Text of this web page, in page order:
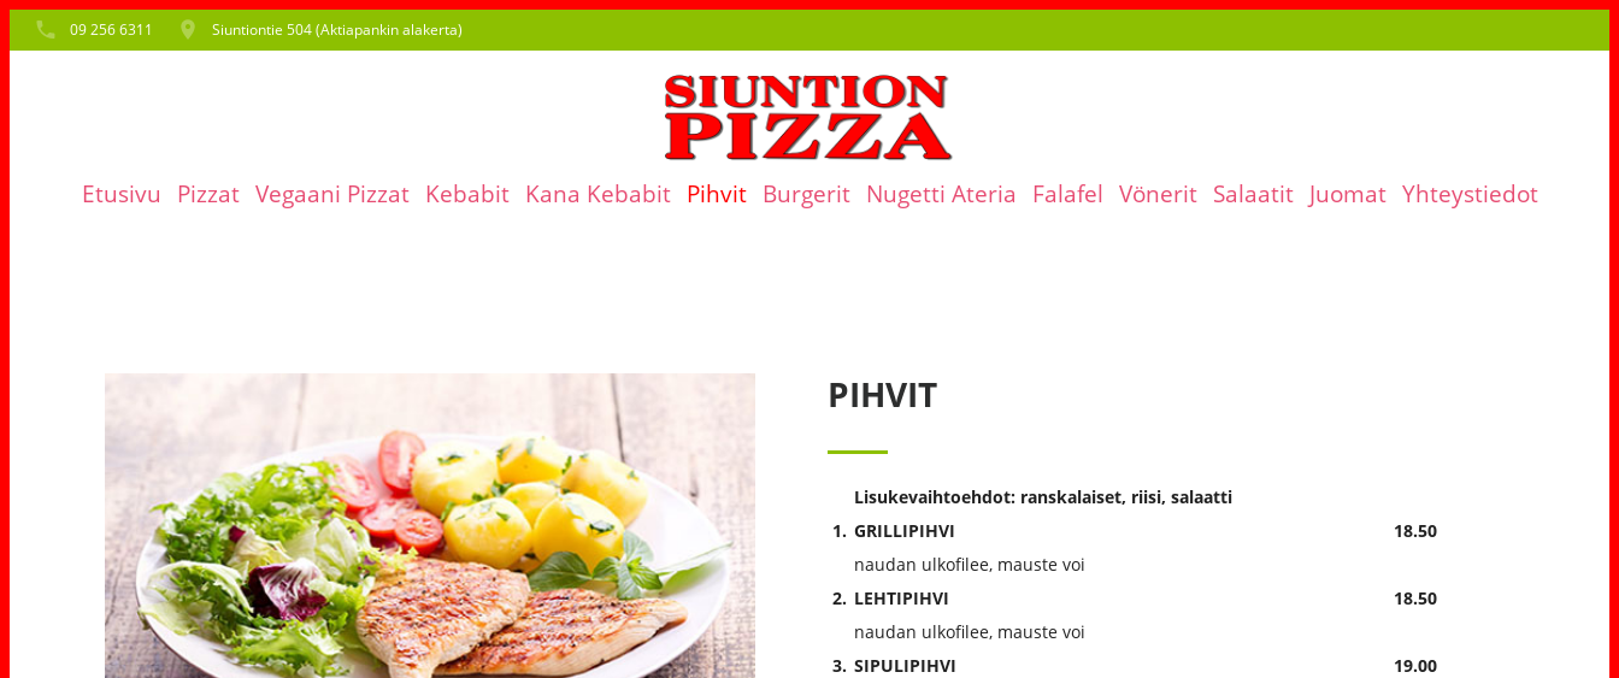
09 256 6311 Siuntiontie 504 (Aktiapankin alakerta)
Etusivu Pizzat Vegaani Pizzat Kebabit Kana Kebabit Pihvit Burgerit Nugetti Ateria Falafel Vönerit Salaatit Juomat Yhteystiedot
PIHVIT
Lisukevaihtoehdot: ranskalaiset, riisi, salaatti
1. GRILLIPIHVI
18.50
naudan ulkofilee, mauste voi
2. LEHTIPIHVI
18.50
naudan ulkofilee, mauste voi
3. SIPULIPIHVI
19.00